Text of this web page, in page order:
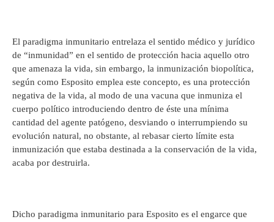
El paradigma inmunitario entrelaza el sentido médico y jurídico
de “inmunidad” en el sentido de protección hacia aquello otro
que amenaza la vida, sin embargo, la inmunización biopolítica,
según como Esposito emplea este concepto, es una protección
negativa de la vida, al modo de una vacuna que inmuniza el
cuerpo político introduciendo dentro de éste una mínima
cantidad del agente patógeno, desviando o interrumpiendo su
evolución natural, no obstante, al rebasar cierto límite esta
inmunización que estaba destinada a la conservación de la vida,
acaba por destruirla.
Dicho paradigma inmunitario para Esposito es el engarce que